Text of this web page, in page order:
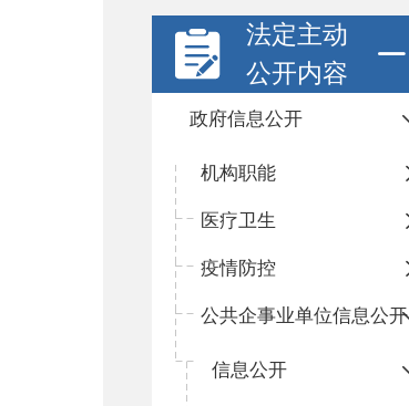
法定主动
公开内容
政府信息公开
机构职能
医疗卫生
疫情防控
公共企事业单位信息公开
信息公开